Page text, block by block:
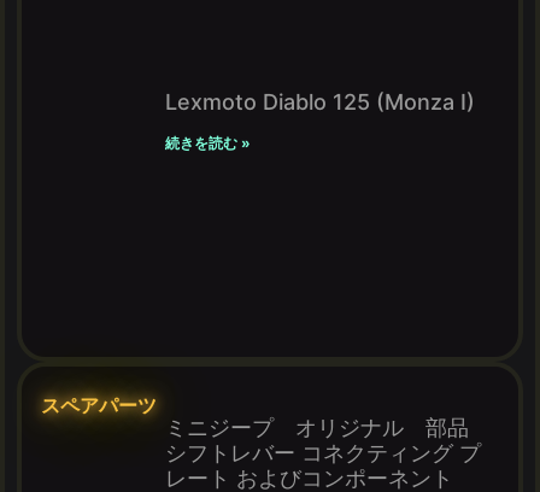
Lexmoto Diablo 125 (Monza I)
続きを読む »
スペアパーツ
ミニジープ オリジナル 部品
シフトレバー コネクティング プ
レート およびコンポーネント